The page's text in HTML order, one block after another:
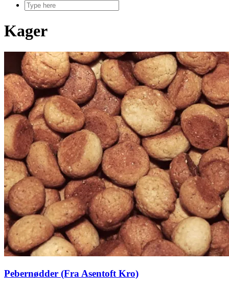
Kager
Pebernødder (Fra Asentoft Kro)